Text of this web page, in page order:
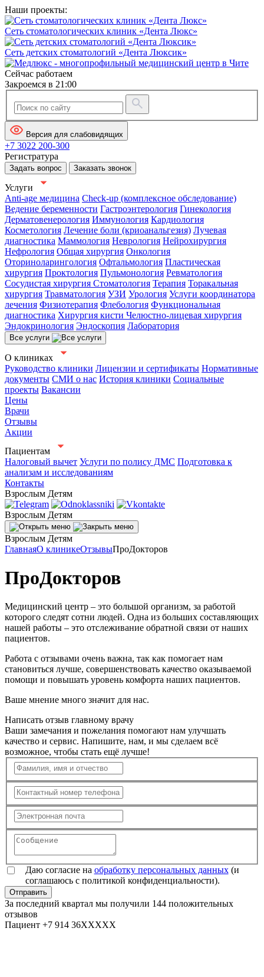
Наши проекты:
Сеть стоматологических клиник «Дента Люкс»
Сеть детских стоматологий «Дента Люксик»
Сейчас работаем
Закроемся в 21:00
Версия для слабовидящих
+7 3022 200-300
Регистратура
Задать вопрос Заказать звонок
Услуги
Anti-age медицина Check-up (комплексное обследование)
Ведение беременности Гастроэнтерология Гинекология
Дерматовенерология Иммунология Кардиология
Косметология Лечение боли (криоанальгезия) Лучевая
диагностика Маммология Неврология Нейрохирургия
Нефрология Общая хирургия Онкология
Оториноларингология Офтальмология Пластическая
хирургия Проктология Пульмонология Ревматология
Сосудистая хирургия Стоматология Терапия Торакальная
хирургия Травматология УЗИ Урология Услуги координатора
лечения Физиотерапия Флебология Функциональная
диагностика Хирургия кисти Челюстно-лицевая хирургия
Эндокринология Эндоскопия Лаборатория
Все услуги
О клиниках
Руководство клиники Лицензии и сертификаты Нормативные
документы СМИ о нас История клиники Социальные
проекты Вакансии
Цены
Врачи
Отзывы
Акции
Пациентам
Налоговый вычет Услуги по полису ДМС Подготовка к
анализам и исследованиям
Контакты
Взрослым Детям
Взрослым Детям
Взрослым Детям
ГлавнаяО клиникеОтзывыПроДокторов
ПроДокторов
Медицинский центр – это большой организм, за работой
которого следят сотни людей. Одна из больших составляющих
нашей работы – это отслеживание обратной связи от наших
пациентов.
Работа с отзывами очень важна, так как помогает нам
становиться лучше, совершенствовать качество оказываемой
помощи и повышать уровень комфорта наших пациентов.
Ваше мнение много значит для нас.
Написать отзыв главному врачу
Ваши замечания и пожелания помогают нам улучшать
качество и сервис. Напишите, нам, и мы сделаем всё
возможное, чтобы стать ещё лучше!
Даю согласие на обработку персональных данных(и
соглашаюсь с политикой конфиденциальности).
Отправить
За последний квартал мы получили 144 положительных
отзывов
Пациент +7 914 36XXXXX